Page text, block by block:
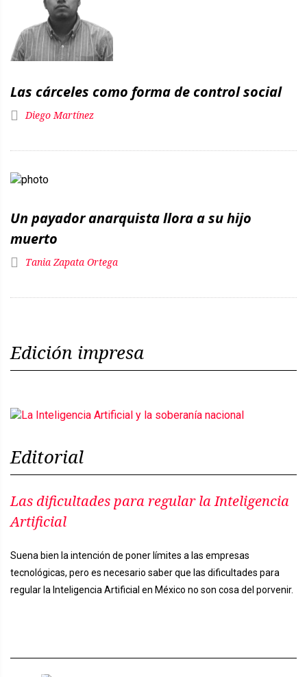
Las cárceles como forma de control social
Diego Martínez
Un payador anarquista llora a su hijo
muerto
Tania Zapata Ortega
Edición impresa
Editorial
Las dificultades para regular la Inteligencia
Artificial
Suena bien la intención de poner límites a las empresas
tecnológicas, pero es necesario saber que las dificultades para
regular la Inteligencia Artificial en México no son cosa del porvenir.